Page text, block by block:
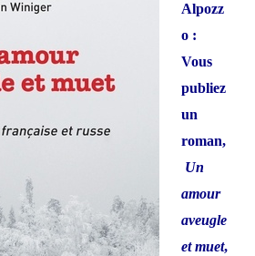
Alpozz
o :
Vous
publiez
un
roman,
Un
amour
aveugle
et muet,